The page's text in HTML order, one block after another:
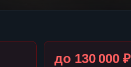
до 130 000 ₽